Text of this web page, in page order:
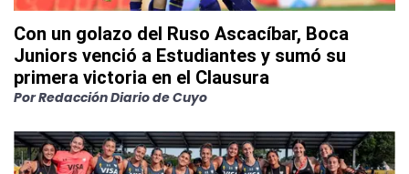
Con un golazo del Ruso Ascacíbar, Boca
Juniors venció a Estudiantes y sumó su
primera victoria en el Clausura
PorRedacción Diario de Cuyo